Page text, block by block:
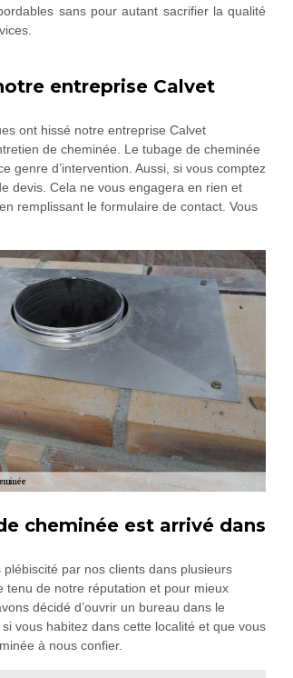
sans pour autant sacrifier la qualité
entreprise Calvet
ont hissé notre entreprise Calvet
de cheminée. Le tubage de cheminée
genre d’intervention. Aussi, si vous comptez
devis. Cela ne vous engagera en rien et
remplissant le formulaire de contact. Vous
cheminée est arrivé dans
par nos clients dans plusieurs
tenu de notre réputation et pour mieux
décidé d’ouvrir un bureau dans le
vous habitez dans cette localité et que vous
à nous confier.